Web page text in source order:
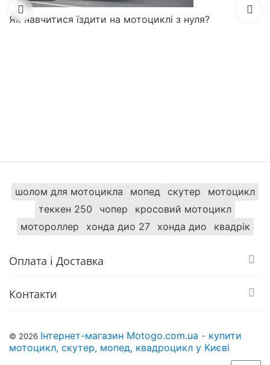
Як навчитися їздити на мотоциклі з нуля?
шолом для мотоцикла мопед скутер
мотоцикл
теккен 250
чопер
кросовий мотоцикл
мотороллер
хонда дио 27 хонда дио квадрік
Оплата і Доставка
Контакти
© 2026 Інтернет-магазин Motogo.com.ua - купити
мотоцикл, скутер, мопед, квадроцикл у Києві